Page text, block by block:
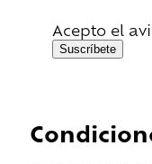
Acepto el
Suscríbete